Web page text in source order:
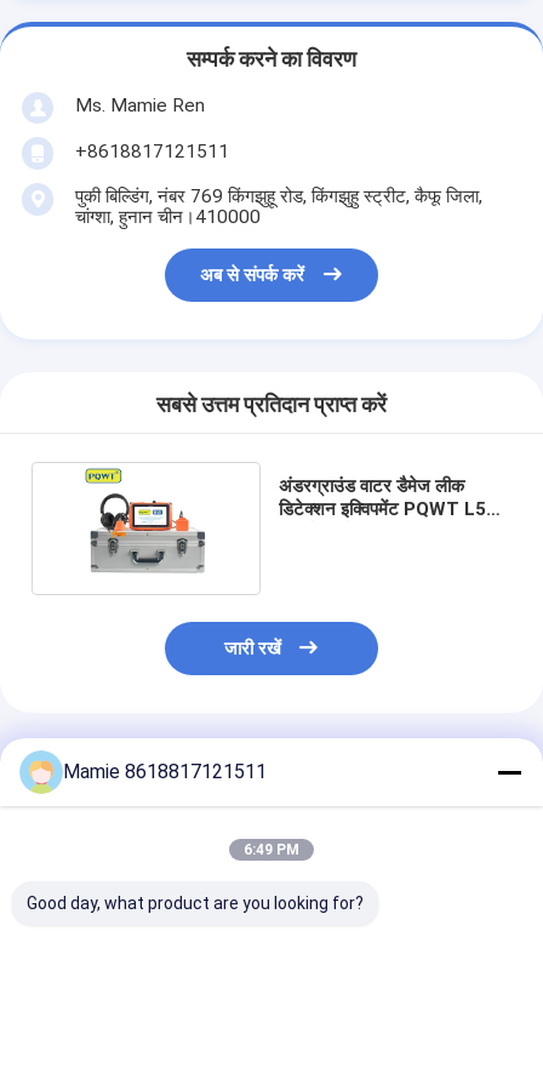
सम्पर्क करने का विवरण
Ms. Mamie Ren
+8618817121511
पुकी बिल्डिंग, नंबर 769 किंगझुहू रोड, किंगझुहु स्ट्रीट, कैफू जिला,
चांग्शा, हुनान चीन।410000
अब से संपर्क करें
सबसे उत्तम प्रतिदान प्राप्त करें
अंडरग्राउंड वाटर डैमेज लीक
डिटेक्शन इक्विपमेंट PQWT L50
जारी रखें
अनुशंसित उत्पाद
Mamie 8618817121511
6:49 PM
Good day, what product are you looking for?